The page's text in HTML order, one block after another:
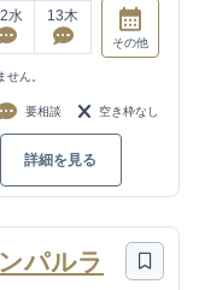
水 13木
その他
ん。
要相談 空き枠なし
詳細を見る
パルラ